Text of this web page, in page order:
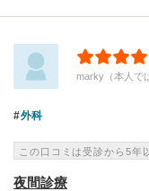
marky（本人で
外科
この口コミは受診から5年
夜間診療